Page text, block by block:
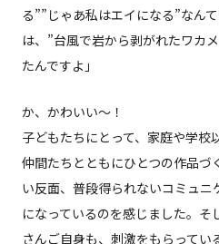
る””じゃあ私はエイになる”なん
は、”台風で岩から剥がれたワカ
たんですよ」
か、かわいい〜！
子どもたちにとって、家庭や学校
仲間たちとともにひとつの作品づ
い反面、普段得られないコミュニ
になっているのを感じました。
さんご自身も、刺激をもらってい